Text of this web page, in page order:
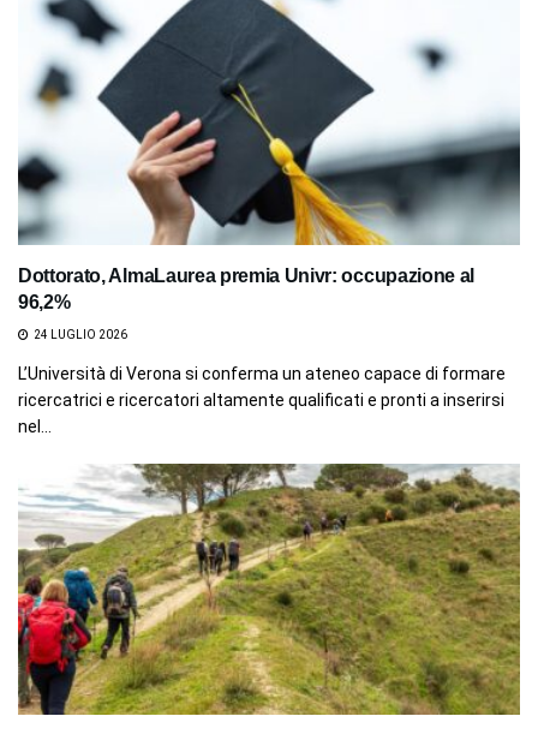
Dottorato, AlmaLaurea premia Univr: occupazione al
96,2%
24 LUGLIO 2026
L’Università di Verona si conferma un ateneo capace di formare
ricercatrici e ricercatori altamente qualificati e pronti a inserirsi
nel...